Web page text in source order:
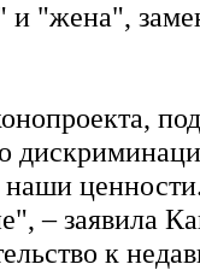
и "жена",
– заявила
к